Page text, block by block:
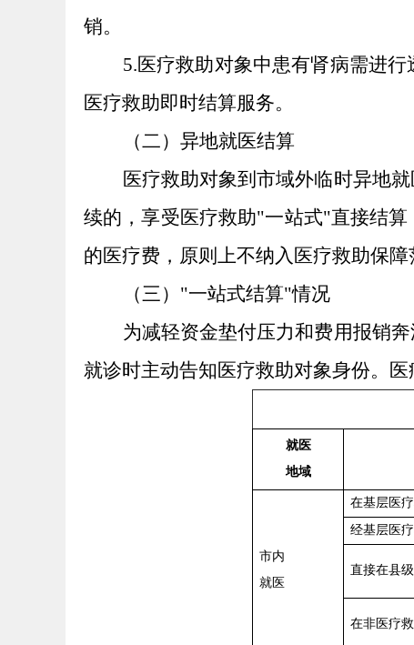
销。
5.医疗救助对象中患有肾病需进
医疗救助即时结算服务。
（二）异地就医结算
医疗救助对象到市域外临时异地
续的，享受医疗救助"一站式"直接结算
的医疗费，原则上不纳入医疗救助保
（三） "一站式结算"情况
为减轻资金垫付压力和费用报销
就诊时主动告知医疗救助对象身份。医
就医
地域
市内
就医
在基层医
经基层医
直接在县
在非医疗